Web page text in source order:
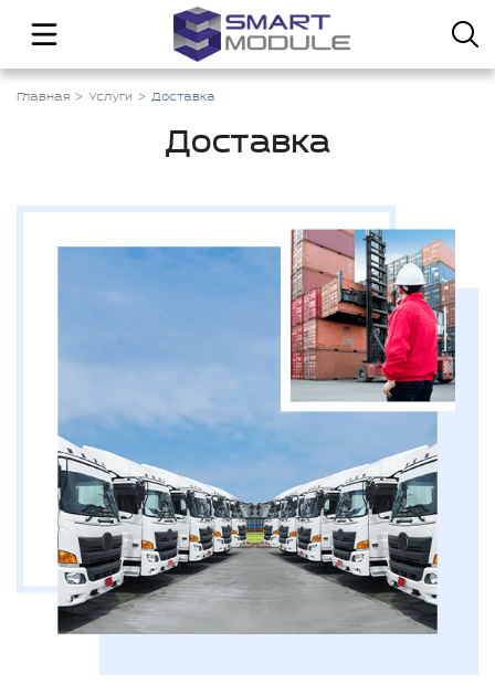
Главная Услуги Доставка
Доставка